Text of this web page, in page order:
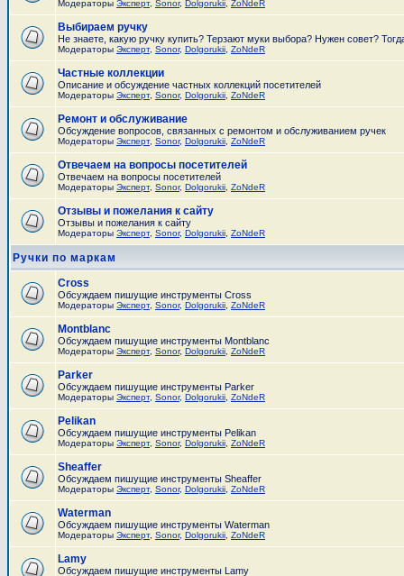
Модераторы Эксперт, Sonor, Dolgorukii ZoNdeR
Выбираем ручку
Не знаете, какую ручку купить? Терзают муки выбора? Нужен совет?
Модераторы Эксперт, Sonor, Dolgorukii ZoNdeR
Частные коллекции
Описание и обсуждение частных коллекций посетителей
Модераторы Эксперт, Sonor, Dolgorukii ZoNdeR
Ремонт и обслуживание
Обсуждение вопросов, связанных с ремонтом и обслуживанием ручек
Модераторы Эксперт, Sonor, Dolgorukii ZoNdeR
Отвечаем на вопросы посетителей
Отвечаем на вопросы посетителей
Модераторы Эксперт, Sonor, Dolgorukii ZoNdeR
Отзывы и пожелания к сайту
Отзывы и пожелания к сайту
Модераторы Эксперт, Sonor, Dolgorukii ZoNdeR
Ручки по маркам
Cross
Обсуждаем пишущие инструменты Cross
Модераторы Эксперт, Sonor, Dolgorukii ZoNdeR
Montblanc
Обсуждаем пишущие инструменты Montblanc
Модераторы Эксперт, Sonor, Dolgorukii ZoNdeR
Parker
Обсуждаем пишущие инструменты Parker
Модераторы Эксперт, Sonor, Dolgorukii ZoNdeR
Pelikan
Обсуждаем пишущие инструменты Pelikan
Модераторы Эксперт, Sonor, Dolgorukii ZoNdeR
Sheaffer
Обсуждаем пишущие инструменты Sheaffer
Модераторы Эксперт, Sonor, Dolgorukii ZoNdeR
Waterman
Обсуждаем пишущие инструменты Waterman
Модераторы Эксперт, Sonor, Dolgorukii ZoNdeR
Lamy
Обсуждаем пишущие инструменты Lamy